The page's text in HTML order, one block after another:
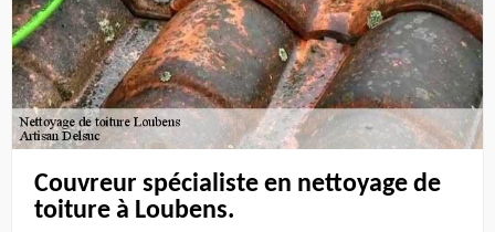
Couvreur spécialiste en nettoyage de
toiture à Loubens.